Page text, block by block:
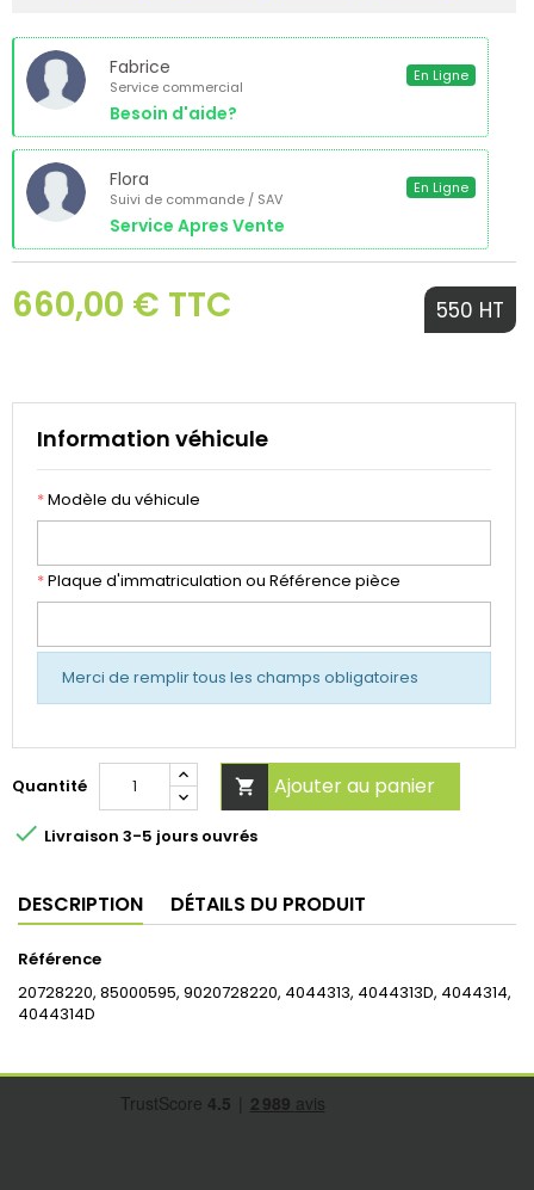
Fabrice
Service commercial
Besoin d'aide?
En Ligne
Flora
Suivi de commande / SAV
Service Apres Vente
En Ligne
660,00 € TTC 550 HT
Information véhicule
*Modèle du véhicule
*Plaque d'immatriculation ou Référence pièce
Merci de remplir tous les champs obligatoires
Quantité  Ajouter au panier
 Livraison 3-5 jours ouvrés
DESCRIPTION DÉTAILS DU PRODUIT
Référence
20728220, 85000595, 9020728220, 4044313, 4044313D, 4044314,
4044314D